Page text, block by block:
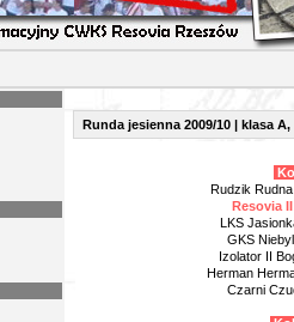
Runda jesienna 2009/10 | klasa
Rudzik
Resovia
LKS
GKS
Izolator II
Herman
Czarni